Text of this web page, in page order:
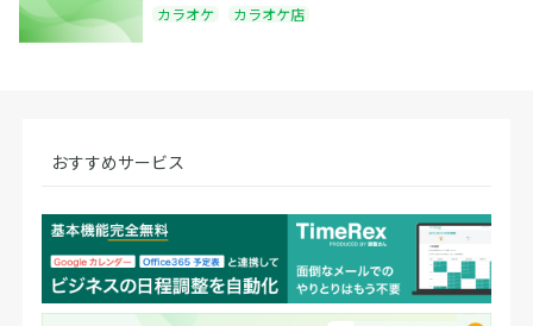
カラオケ カラオケ店
おすすめサービス